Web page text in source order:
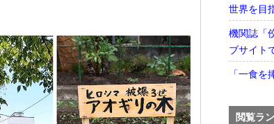
世界を目
機関誌「
ブサイト
「一食
閲覧ラ